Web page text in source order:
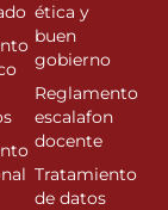
ética y
buen
gobierno
Reglamento
escalafon
docente
Tratamiento
de datos